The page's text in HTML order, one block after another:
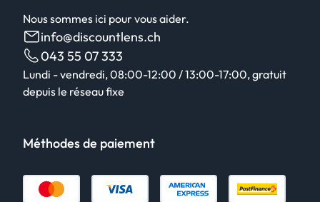
Nous sommes ici pour vous aider.
info@discountlens.ch
043 55 07 333
Lundi - vendredi, 08:00-12:00 / 13:00-17:00, gratuit
depuis le réseau fixe
Méthodes de paiement